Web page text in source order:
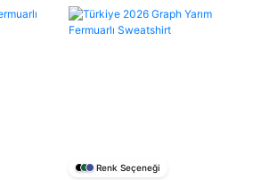
Renk Seçeneği